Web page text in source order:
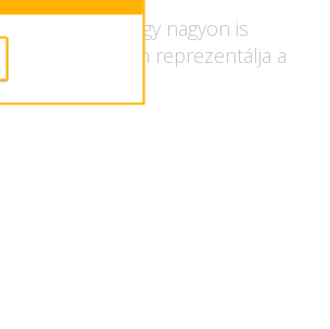
hanem egy nagyon is
aki tökéletesen reprezentálja a